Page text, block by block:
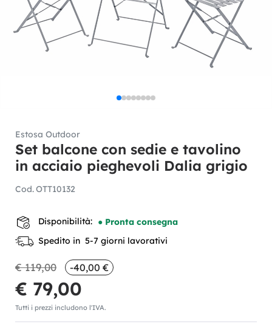
Estosa Outdoor
Set balcone con sedie e tavolino
in acciaio pieghevoli Dalia grigio
Cod.OTT10132
Disponibilità: ● Pronta consegna
Spedito in 5-7 giorni lavorativi
€ 119,00 -40,00 €
€ 79,00
Tutti i prezzi includono l'IVA.